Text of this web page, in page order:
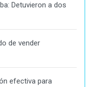
Detuvieron a dos
de vender
efectiva para